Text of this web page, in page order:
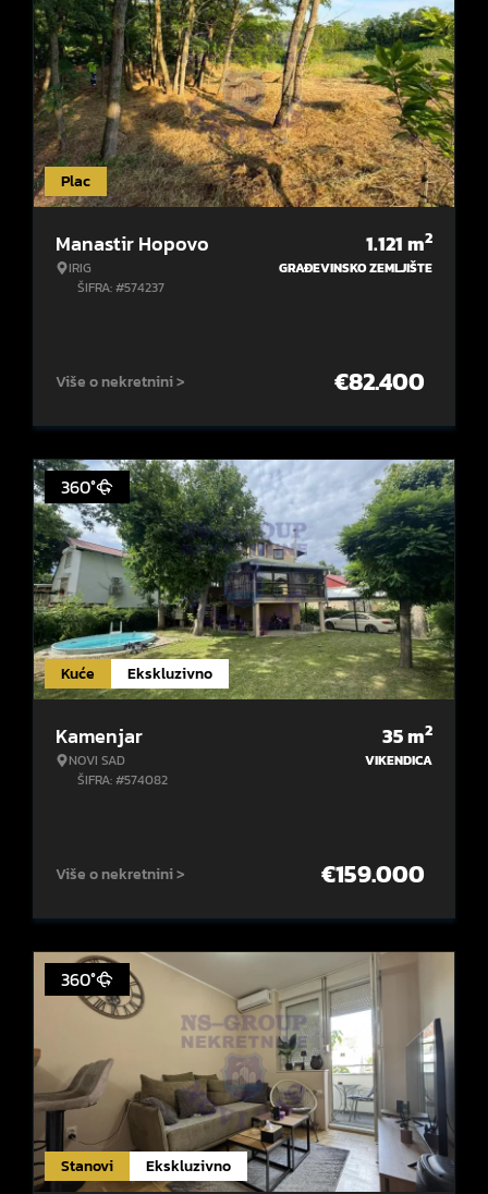
Plac
Manastir Hopovo
IRIG
ŠIFRA: #574237
1.121m2
GRAĐEVINSKO ZEMLJIŠTE
Više o nekretnini > €82.400
Kuće Ekskluzivno
360°
Kamenjar
NOVI SAD
ŠIFRA: #574082
35m2
VIKENDICA
Više o nekretnini > €159.000
Stanovi Ekskluzivno
360°